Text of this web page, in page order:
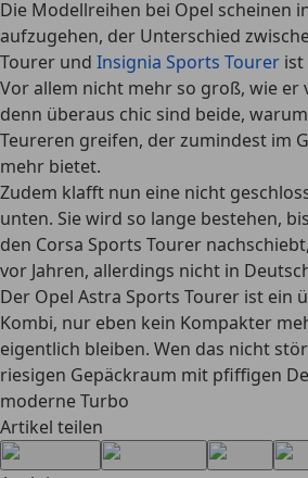
Die Modellreihen bei Opel scheinen
aufzugehen, der Unterschied
Tourer und Insignia Sports Tourer
Vor allem nicht mehr so groß, wie er
denn überaus chic sind beide,
Teureren greifen, der zumindest im
mehr bietet.
Zudem klafft nun eine nicht
unten. Sie wird so lange bestehen,
den Corsa Sports Tourer
vor Jahren, allerdings nicht in
Der Opel Astra Sports Tourer ist ein
Kombi, nur eben kein Kompakter
eigentlich bleiben. Wen das nicht
riesigen Gepäckraum mit pfiffigen
moderne Turbo
Artikel teilen